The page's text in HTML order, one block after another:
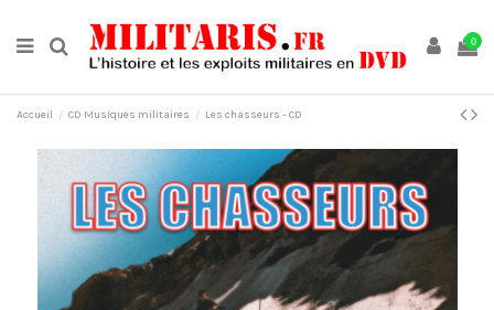
0
Accueil CD Musiques militaires Les chasseurs - CD